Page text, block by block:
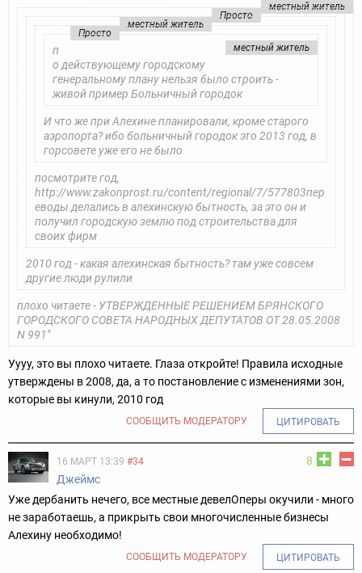
местный житель
Просто
местный житель
Просто
местный житель
п
о действующему городскому
генеральному плану нельзя было строить -
живой пример Больничный городок
И что же при Алехине планировали, кроме старого
аэропорта? ибо больничный городок это 2013 год, в
горсовете уже его не было
посмотрите год,
http://www.zakonprost.ru/content/regional/7/577803пер
еводы делались в алехинскую бытность, за это он и
получил городскую землю под строительства для
своих фирм
2010 год - какая алехинская бытность? там уже совсем
другие люди рулили
плохо читаете - УТВЕРЖДЕННЫЕ РЕШЕНИЕМ БРЯНСКОГО
ГОРОДСКОГО СОВЕТА НАРОДНЫХ ДЕПУТАТОВ ОТ 28.05.2008
N 991"
Уууу, это вы плохо читаете. Глаза откройте! Правила исходные
утверждены в 2008, да, а то постановление с изменениями зон,
которые вы кинули, 2010 год
СООБЩИТЬ МОДЕРАТОРУ ЦИТИРОВАТЬ
8
16 МАРТ 13:39 #34
Джеймс
Уже дербанить нечего, все местные девелОперы окучили - много
не заработаешь, а прикрыть свои многочисленные бизнесы
Алехину необходимо!
СООБЩИТЬ МОДЕРАТОРУ ЦИТИРОВАТЬ